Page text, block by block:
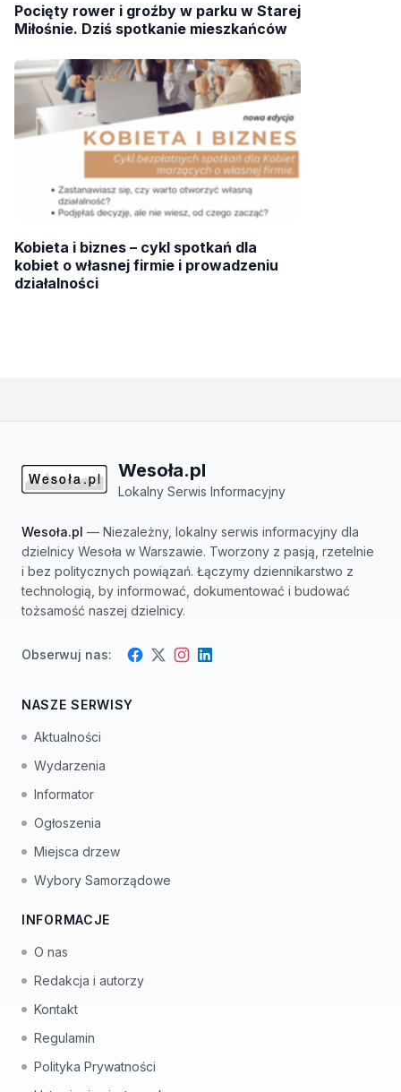
Pocięty rower i groźby w parku w Starej
Miłośnie. Dziś spotkanie mieszkańców
Kobieta i biznes – cykl spotkań dla
kobiet o własnej firmie i prowadzeniu
działalności
Wesoła.pl
Lokalny Serwis Informacyjny
Wesoła.pl — Niezależny, lokalny serwis informacyjny dla
dzielnicy Wesoła w Warszawie. Tworzony z pasją, rzetelnie
i bez politycznych powiązań. Łączymy dziennikarstwo z
technologią, by informować, dokumentować i budować
tożsamość naszej dzielnicy.
Obserwuj nas: Facebook
TwitterInstagram
LinkedIn
NASZE SERWISY
Aktualności
Wydarzenia
Informator
Ogłoszenia
Miejsca drzew
Wybory Samorządowe
INFORMACJE
O nas
Redakcja i autorzy
Kontakt
Regulamin
Polityka Prywatności